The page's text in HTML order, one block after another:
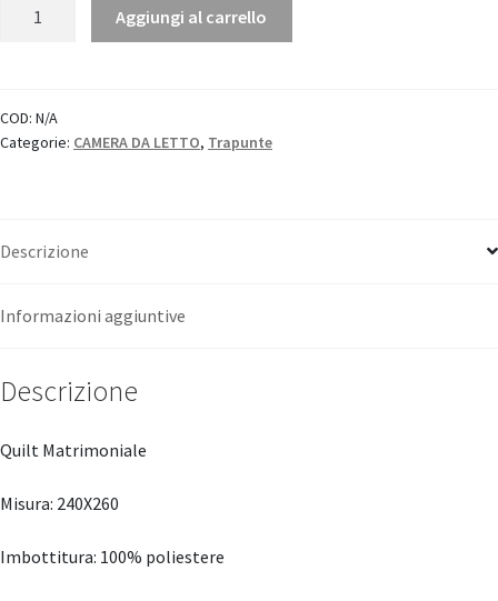
in
Style"
Aggiungi al carrello
COD: N/A
Categorie: CAMERA DA LETTO, Trapunte
Descrizione
Informazioni aggiuntive
Descrizione
Quilt Matrimoniale
Misura: 240X260
Imbottitura: 100% poliestere